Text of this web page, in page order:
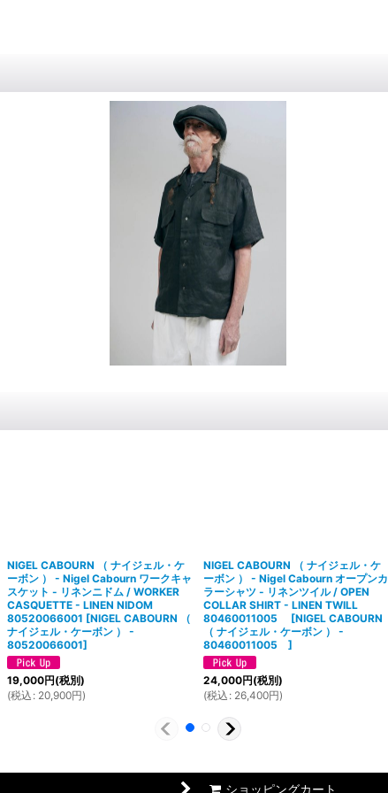
NIGEL CABOURN （ ナイジェル・ケ
ーボン ） - Nigel Cabourn ワークキャ
スケット - リネンニドム / WORKER
CASQUETTE - LINEN NIDOM
80520066001 [NIGEL CABOURN （
ナイジェル・ケーボン ） -
80520066001]
19,000円(税別)
(税込 : 20,900円)
NIGEL CABOURN （ ナイジェル・ケ
ーボン ） - Nigel Cabourn オープンカ
ラーシャツ - リネンツイル / OPEN
COLLAR SHIRT - LINEN TWILL
80460011005
[NIGEL CABOURN
（ ナイジェル・ケーボン ） -
80460011005 ]
24,000円(税別)
(税込 : 26,400円)
ショッピングカート